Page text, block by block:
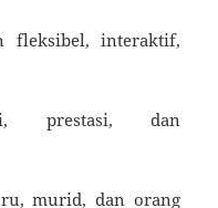
fleksibel, interaktif,
prestasi, dan
murid, dan orang